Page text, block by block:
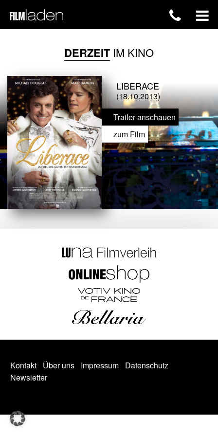
DERZEITIM KINO
LIBERACE
(18.10.2013)
Trailer anschauen
zum Film
Kontakt Über uns Impressum
Datenschutz
Newsletter